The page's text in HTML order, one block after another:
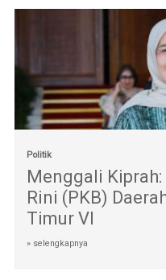
Politik
Menggali
Rini (PKB)
Timur VI
» selengkapnya